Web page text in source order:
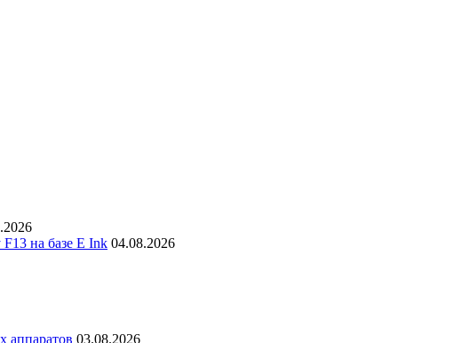
на базе E Ink 04.08.2026
аппаратов 03.08.2026